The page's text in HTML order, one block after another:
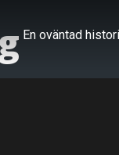
En oväntad